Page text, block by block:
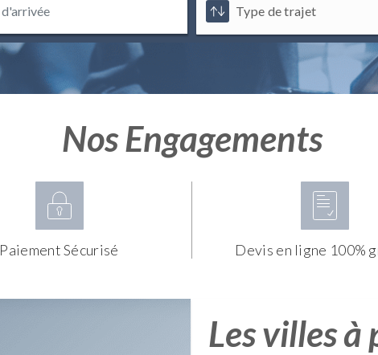
Nos Engagements
Paiement Sécurisé Devis en ligne 100%
Les villes